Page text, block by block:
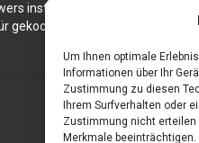
Um Ihnen optimale
Informationen über Ihr
Zustimmung zu diesen
Ihrem Surfverhalten oder
Zustimmung nicht erteilen
Merkmale beeinträchtigen.
instagram buy
gekochte Süßkartoffeln